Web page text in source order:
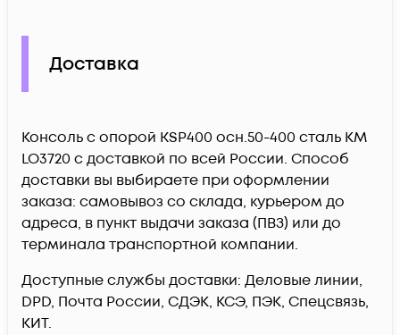
Доставка
Консоль с опорой KSP400 осн.50-400 сталь КМ
LO3720 c доставкой по всей России. Способ
доставки вы выбираете при оформлении
заказа: самовывоз со склада, курьером до
адреса, в пункт выдачи заказа (ПВЗ) или до
терминала транспортной компании.
Доступные службы доставки: Деловые линии,
DPD, Почта России, СДЭК, КСЭ, ПЭК, Спецсвязь,
КИТ.